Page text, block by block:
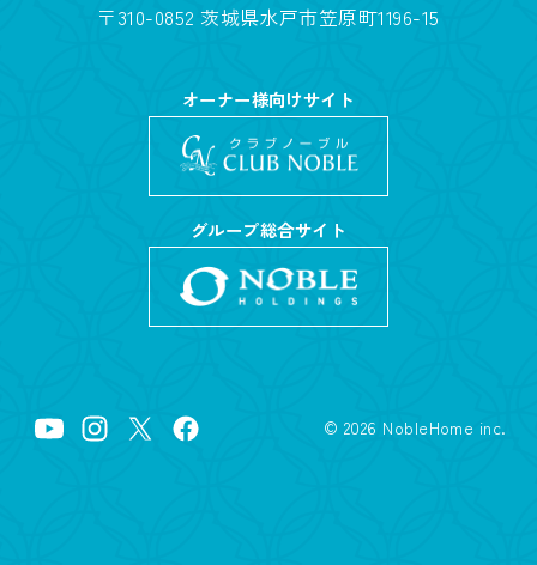
〒310-0852 茨城県水戸市笠原町1196-15
オーナー様向けサイト
グループ総合サイト
© 2026 NobleHome inc.